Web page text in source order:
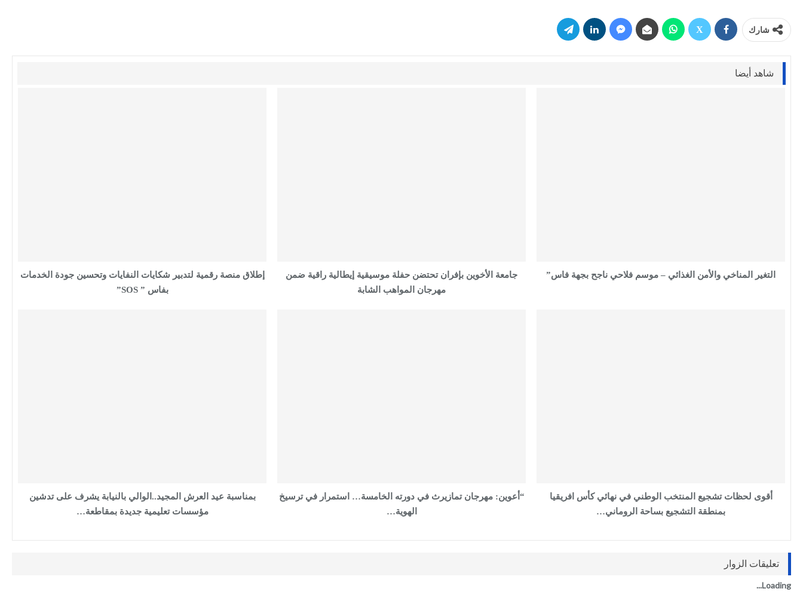
شارك
شاهد أيضا
التغير المناخي والأمن الغذائي – موسم فلاحي ناجح بجهة فاس”
جامعة الأخوين بإفران تحتضن حفلة موسيقية إيطالية راقية ضمن
مهرجان المواهب الشابة
إطلاق منصة رقمية لتدبير شكايات النفايات وتحسين جودة الخدمات
بفاس ” SOS”
أقوى لحظات تشجيع المنتخب الوطني في نهائي كأس افريقيا
بمنطقة التشجيع بساحة الروماني…
“أعوين: مهرجان تمازيرث في دورته الخامسة… استمرار في ترسيخ
الهوية…
بمناسبة عيد العرش المجيد..الوالي بالنيابة يشرف على تدشين
مؤسسات تعليمية جديدة بمقاطعة…
تعليقات الزوار
Loading...